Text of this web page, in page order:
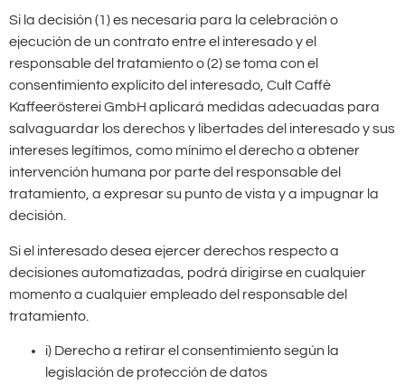
Si la decisión (1) es necesaria para la celebración o
ejecución de un contrato entre el interesado y el
responsable del tratamiento o (2) se toma con el
consentimiento explícito del interesado, Cult Caffè
Kaffeerösterei GmbH aplicará medidas adecuadas para
salvaguardar los derechos y libertades del interesado y sus
intereses legítimos, como mínimo el derecho a obtener
intervención humana por parte del responsable del
tratamiento, a expresar su punto de vista y a impugnar la
decisión.
Si el interesado desea ejercer derechos respecto a
decisiones automatizadas, podrá dirigirse en cualquier
momento a cualquier empleado del responsable del
tratamiento.
i) Derecho a retirar el consentimiento según la
legislación de protección de datos